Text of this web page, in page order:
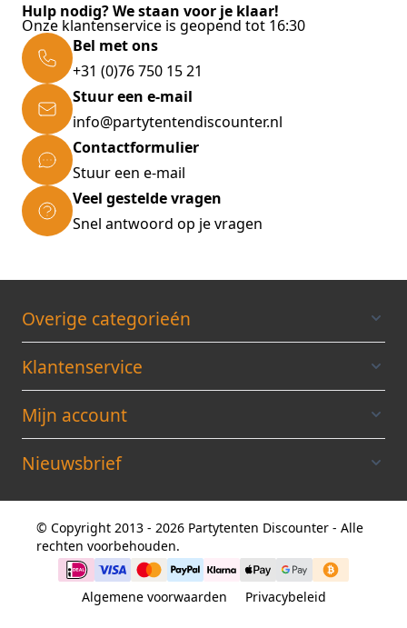
Hulp nodig? We staan voor je klaar!
Onze klantenservice is geopend tot 16:30
Bel met ons
+31 (0)76 750 15 21
Stuur een e-mail
info@partytentendiscounter.nl
Contactformulier
Stuur een e-mail
Veel gestelde vragen
Snel antwoord op je vragen
Overige categorieén
Klantenservice
Mijn account
Nieuwsbrief
© Copyright 2013 - 2026 Partytenten Discounter - Alle
rechten voorbehouden.
Algemene voorwaarden Privacybeleid